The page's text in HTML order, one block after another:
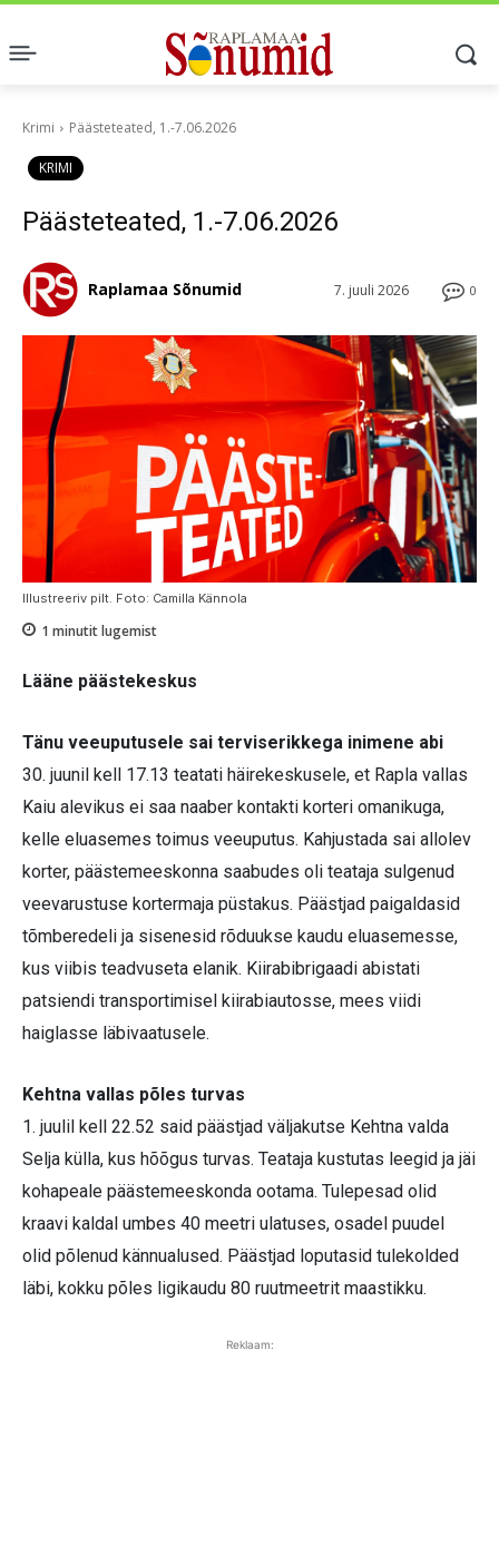
Krimi Päästeteated, 1.-7.06.2026
KRIMI
Päästeteated, 1.-7.06.2026
0
7. juuli 2026
Raplamaa Sõnumid
Illustreeriv pilt. Foto: Camilla Kännola
1 minutit lugemist
Lääne päästekeskus
Tänu veeuputusele sai terviserikkega inimene abi
30. juunil kell 17.13 teatati häirekeskusele, et Rapla vallas
Kaiu alevikus ei saa naaber kontakti korteri omanikuga,
kelle eluasemes toimus veeuputus. Kahjustada sai allolev
korter, päästemeeskonna saabudes oli teataja sulgenud
veevarustuse kortermaja püstakus. Päästjad paigaldasid
tõmberedeli ja sisenesid rõduukse kaudu eluasemesse,
kus viibis teadvuseta elanik. Kiirabibrigaadi abistati
patsiendi transportimisel kiirabiautosse, mees viidi
haiglasse läbivaatusele.
Kehtna vallas põles turvas
1. juulil kell 22.52 said päästjad väljakutse Kehtna valda
Selja külla, kus hõõgus turvas. Teataja kustutas leegid ja jäi
kohapeale päästemeeskonda ootama. Tulepesad olid
kraavi kaldal umbes 40 meetri ulatuses, osadel puudel
olid põlenud kännualused. Päästjad loputasid tulekolded
läbi, kokku põles ligikaudu 80 ruutmeetrit maastikku.
Reklaam: